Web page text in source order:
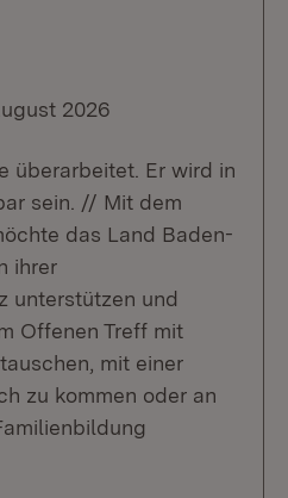
2026
überarbeitet. Er wird in
sein. // Mit dem
das Land Baden-
ihrer
unterstützen und
Offenen Treff mit
mit einer
zu kommen oder an